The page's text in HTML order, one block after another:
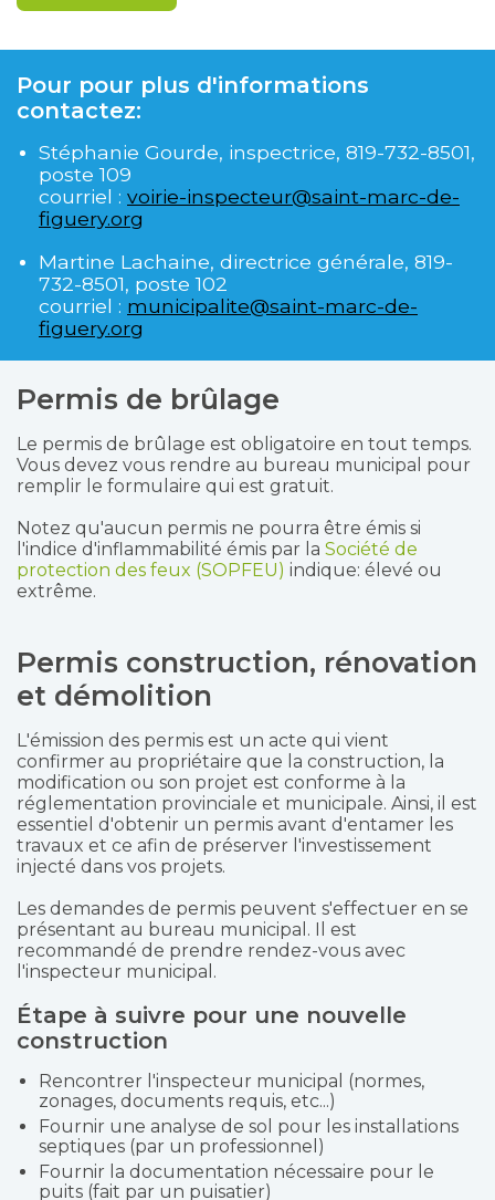
Pour pour plus d'informations
contactez:
Stéphanie Gourde, inspectrice, 819-732-8501,
poste 109
courriel : voirie-inspecteur@saint-marc-de-
figuery.org
Martine Lachaine, directrice générale, 819-
732-8501, poste 102
courriel : municipalite@saint-marc-de-
figuery.org
Permis de brûlage
Le permis de brûlage est obligatoire en tout temps.
Vous devez vous rendre au bureau municipal pour
remplir le formulaire qui est gratuit.
Notez qu'aucun permis ne pourra être émis si
l'indice d'inflammabilité émis par la Société de
protection des feux (SOPFEU) indique: élevé ou
extrême.
Permis construction, rénovation
et démolition
L'émission des permis est un acte qui vient
confirmer au propriétaire que la construction, la
modification ou son projet est conforme à la
réglementation provinciale et municipale. Ainsi, il est
essentiel d'obtenir un permis avant d'entamer les
travaux et ce afin de préserver l'investissement
injecté dans vos projets.
Les demandes de permis peuvent s'effectuer en se
présentant au bureau municipal. Il est
recommandé de prendre rendez-vous avec
l'inspecteur municipal.
Étape à suivre pour une nouvelle
construction
Rencontrer l'inspecteur municipal (normes,
zonages, documents requis, etc...)
Fournir une analyse de sol pour les installations
septiques (par un professionnel)
Fournir la documentation nécessaire pour le
puits (fait par un puisatier)